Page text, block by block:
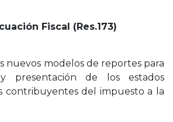
Fiscal (Res.173)
nuevos modelos de reportes para
presentación de los estados
contribuyentes del impuesto a la